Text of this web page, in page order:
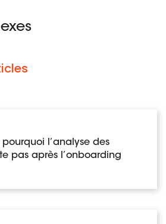
pourquoi l’analyse des
pas après l’onboarding